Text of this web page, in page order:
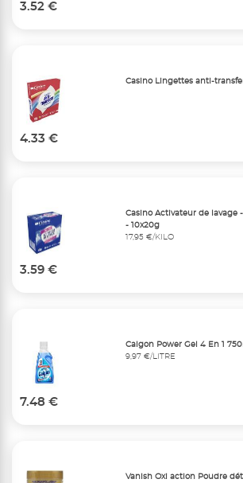
3.52 €
Casino Lingettes anti-
4.33 €
Casino Activateur de lavage
- 10x20g
17,95 €/KILO
3.59 €
Calgon Power Gel 4 En 1
9,97 €/LITRE
7.48 €
Vanish Oxi action Poudre